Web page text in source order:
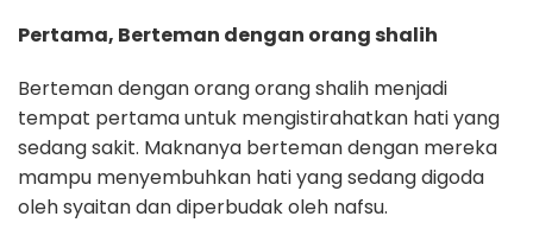
Pertama, Berteman dengan orang shalih
Berteman dengan orang orang shalih menjadi
tempat pertama untuk mengistirahatkan hati yang
sedang sakit. Maknanya berteman dengan mereka
mampu menyembuhkan hati yang sedang digoda
oleh syaitan dan diperbudak oleh nafsu.